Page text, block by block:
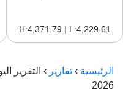
ام بي جولد
الراعي جولد
H:4,371.79 | L:4,229.61
الرئيسية › تقارير ›
2026